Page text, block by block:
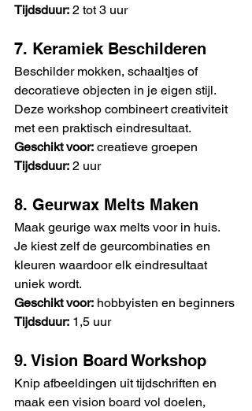
Tijdsduur: 2 tot 3 uur
7. Keramiek Beschilderen
Beschilder mokken, schaaltjes of
decoratieve objecten in je eigen stijl.
Deze workshop combineert creativiteit
met een praktisch eindresultaat.
Geschikt voor: creatieve groepen
Tijdsduur: 2 uur
8. Geurwax Melts Maken
Maak geurige wax melts voor in huis.
Je kiest zelf de geurcombinaties en
kleuren waardoor elk eindresultaat
uniek wordt.
Geschikt voor: hobbyisten en beginners
Tijdsduur: 1,5 uur
9. Vision Board Workshop
Knip afbeeldingen uit tijdschriften en
maak een vision board vol doelen,